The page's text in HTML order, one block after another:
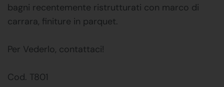
bagni recentemente ristrutturati con marco di
carrara, finiture in parquet.
Per Vederlo, contattaci!
Cod. T801